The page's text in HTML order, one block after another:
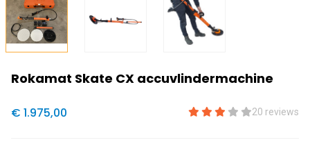
Rokamat Skate CX accuvlindermachine
€ 1.975,00 20 reviews